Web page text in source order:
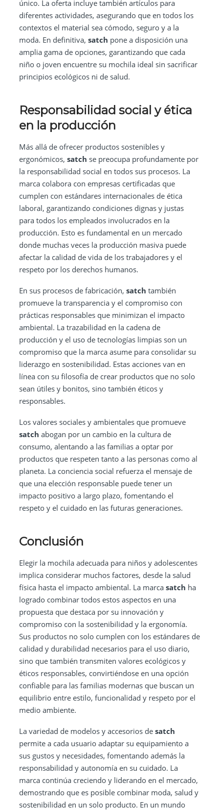
único. La oferta incluye también artículos para
diferentes actividades, asegurando que en todos los
contextos el material sea cómodo, seguro y a la
moda. En definitiva, satch pone a disposición una
amplia gama de opciones, garantizando que cada
niño o joven encuentre su mochila ideal sin sacrificar
principios ecológicos ni de salud.
Responsabilidad social y ética
en la producción
Más allá de ofrecer productos sostenibles y
ergonómicos, satch se preocupa profundamente por
la responsabilidad social en todos sus procesos. La
marca colabora con empresas certificadas que
cumplen con estándares internacionales de ética
laboral, garantizando condiciones dignas y justas
para todos los empleados involucrados en la
producción. Esto es fundamental en un mercado
donde muchas veces la producción masiva puede
afectar la calidad de vida de los trabajadores y el
respeto por los derechos humanos.
En sus procesos de fabricación, satch también
promueve la transparencia y el compromiso con
prácticas responsables que minimizan el impacto
ambiental. La trazabilidad en la cadena de
producción y el uso de tecnologías limpias son un
compromiso que la marca asume para consolidar su
liderazgo en sostenibilidad. Estas acciones van en
línea con su filosofía de crear productos que no solo
sean útiles y bonitos, sino también éticos y
responsables.
Los valores sociales y ambientales que promueve
satch abogan por un cambio en la cultura de
consumo, alentando a las familias a optar por
productos que respeten tanto a las personas como al
planeta. La conciencia social refuerza el mensaje de
que una elección responsable puede tener un
impacto positivo a largo plazo, fomentando el
respeto y el cuidado en las futuras generaciones.
Conclusión
Elegir la mochila adecuada para niños y adolescentes
implica considerar muchos factores, desde la salud
física hasta el impacto ambiental. La marca satch ha
logrado combinar todos estos aspectos en una
propuesta que destaca por su innovación y
compromiso con la sostenibilidad y la ergonomía.
Sus productos no solo cumplen con los estándares de
calidad y durabilidad necesarios para el uso diario,
sino que también transmiten valores ecológicos y
éticos responsables, convirtiéndose en una opción
confiable para las familias modernas que buscan un
equilibrio entre estilo, funcionalidad y respeto por el
medio ambiente.
La variedad de modelos y accesorios de satch
permite a cada usuario adaptar su equipamiento a
sus gustos y necesidades, fomentando además la
responsabilidad y autonomía en su cuidado. La
marca continúa creciendo y liderando en el mercado,
demostrando que es posible combinar moda, salud y
sostenibilidad en un solo producto. En un mundo